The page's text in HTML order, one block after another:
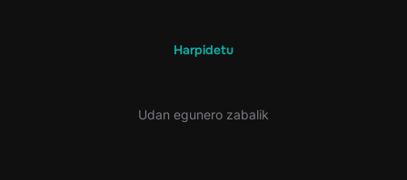
Harpidetu
Udan egunero zabalik